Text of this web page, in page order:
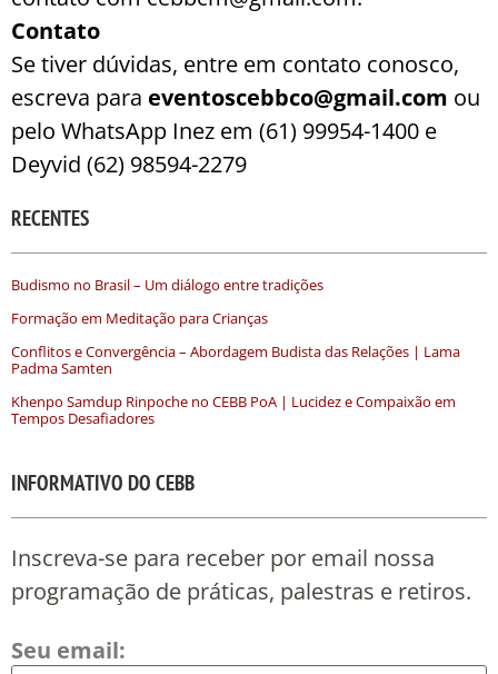
Contato
Se tiver dúvidas, entre em contato conosco,
escreva para eventoscebbco@gmail.com ou
pelo WhatsApp Inez em (61) 99954-1400 e
Deyvid (62) 98594-2279
RECENTES
Budismo no Brasil – Um diálogo entre tradições
Formação em Meditação para Crianças
Conflitos e Convergência – Abordagem Budista das Relações | Lama
Padma Samten
Khenpo Samdup Rinpoche no CEBB PoA | Lucidez e Compaixão em
Tempos Desafiadores
INFORMATIVO DO CEBB
Inscreva-se para receber por email nossa
programação de práticas, palestras e retiros.
Seu email: